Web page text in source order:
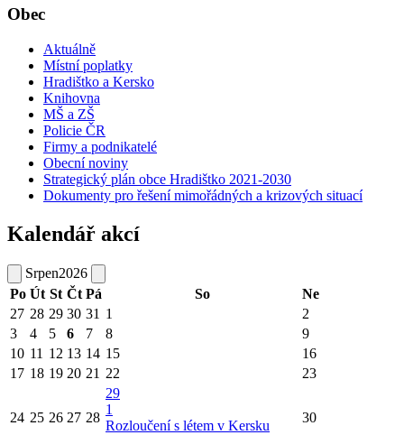
Obec
Aktuálně
Místní poplatky
Hradištko a Kersko
Knihovna
MŠ a ZŠ
Policie ČR
Firmy a podnikatelé
Obecní noviny
Strategický plán obce Hradištko 2021-2030
Dokumenty pro řešení mimořádných a krizových situací
Kalendář akcí
Srpen2026
Po Út St Čt Pá So
Ne
27 28 29 30 31 1
2
3
4 5 6 7 8
9
10 11 12 13 14 15
16
17 18 19 20 21 22 23
24 25 26 27 28
29
1
Rozloučení s létem v Kersku
30